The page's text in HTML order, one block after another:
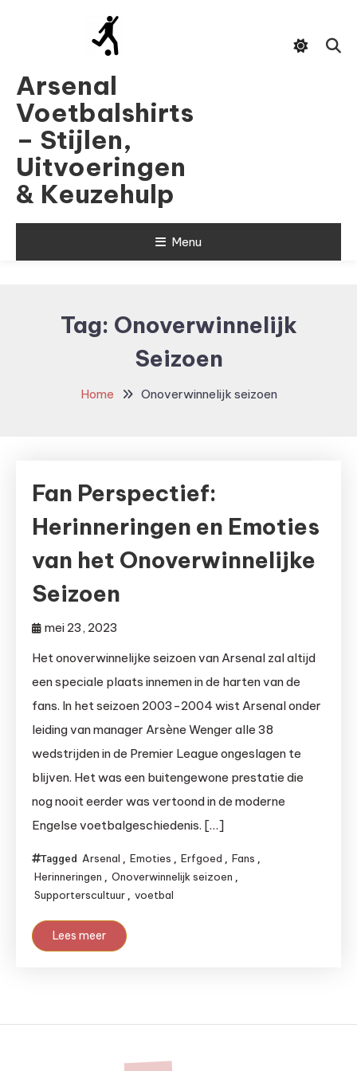
Arsenal
Voetbalshirts
– Stijlen,
Uitvoeringen
& Keuzehulp
Menu
Tag: Onoverwinnelijk
Seizoen
Home Onoverwinnelijk seizoen
Fan Perspectief:
Herinneringen en Emoties
van het Onoverwinnelijke
Seizoen
mei 23, 2023
Het onoverwinnelijke seizoen van Arsenal zal altijd
een speciale plaats innemen in de harten van de
fans. In het seizoen 2003-2004 wist Arsenal onder
leiding van manager Arsène Wenger alle 38
wedstrijden in de Premier League ongeslagen te
blijven. Het was een buitengewone prestatie die
nog nooit eerder was vertoond in de moderne
Engelse voetbalgeschiedenis. […]
Tagged Arsenal , Emoties , Erfgoed , Fans ,
Herinneringen , Onoverwinnelijk seizoen ,
Supporterscultuur , voetbal
Lees meer